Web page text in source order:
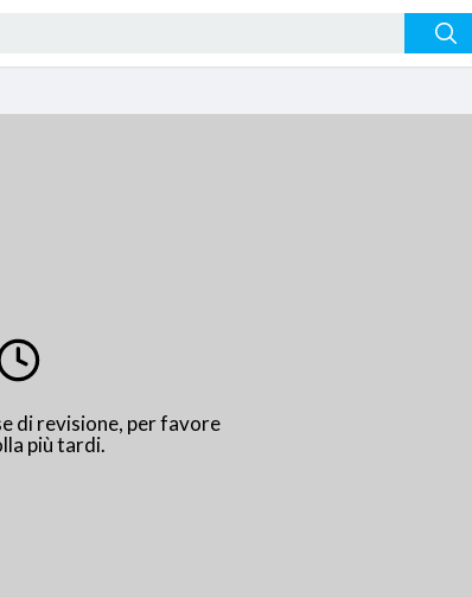
di revisione, per favore
più tardi.